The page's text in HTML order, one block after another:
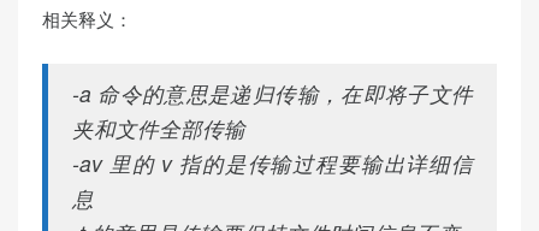
相关释义：
-a 命令的意思是递归传输，在即将子文件
夹和文件全部传输
-av 里的 v 指的是传输过程要输出详细信
息